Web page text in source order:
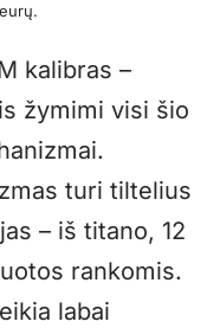
kalibras –
žymimi visi šio
turi tiltelius
– iš titano, 12
rankomis.
labai